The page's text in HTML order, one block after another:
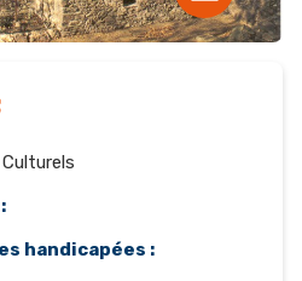
Culturels
handicapées :